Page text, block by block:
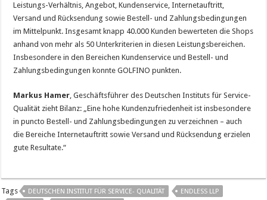
Leistungs-Verhältnis, Angebot, Kundenservice, Internetauftritt,
Versand und Rücksendung sowie Bestell- und Zahlungsbedingungen
im Mittelpunkt. Insgesamt knapp 40.000 Kunden bewerteten die Shops
anhand von mehr als 50 Unterkriterien in diesen Leistungsbereichen.
Insbesondere in den Bereichen Kundenservice und Bestell- und
Zahlungsbedingungen konnte GOLFINO punkten.
Markus Hamer, Geschäftsführer des Deutschen Instituts für Service-
Qualität zieht Bilanz: „Eine hohe Kundenzufriedenheit ist insbesondere
in puncto Bestell- und Zahlungsbedingungen zu verzeichnen – auch
die Bereiche Internetauftritt sowie Versand und Rücksendung erzielen
gute Resultate.“
Tags DEUTSCHEN INSTITUT FÜR SERVICE- QUALITÄT
ENDLESS LLP